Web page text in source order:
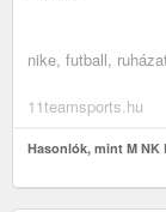
nike, futball,
11teamsports.hu
Hasonlók, mint M NK